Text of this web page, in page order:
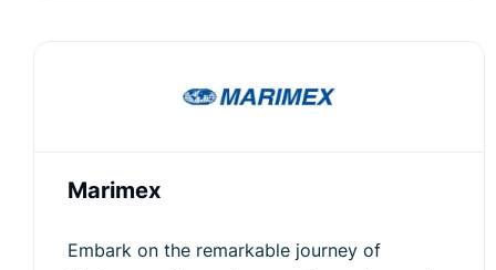
Marimex
Embark on the remarkable journey of